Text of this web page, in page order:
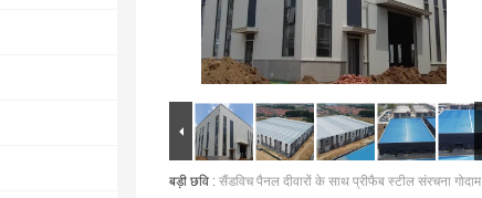
बड़ी छवि : सैंडविच पैनल दीवारों के साथ प्रीफैब स्टील संरचना गोदाम